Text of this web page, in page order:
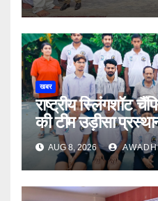
खबर
राष्ट्रीय स्लिंगशॉट
की टीम उड़ीसा
AUG 8, 2026